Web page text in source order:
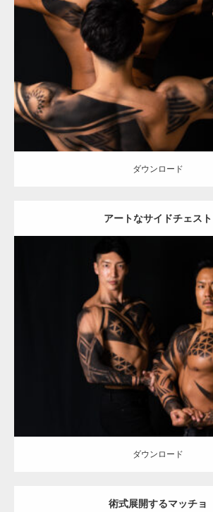
Update:2021.12.21
Category:アートなマッチョ オレンジの人
TOSHI(大胸筋)
ダウンロード
ダウンロード
アートなサイドチェスト
Update: 2021.12.21
Category: アートなマッチョ オレンジの人
AKIHITO(細マッチョ) 大胸筋
ダウンロード
ダウンロード
術式展開するマッチョ